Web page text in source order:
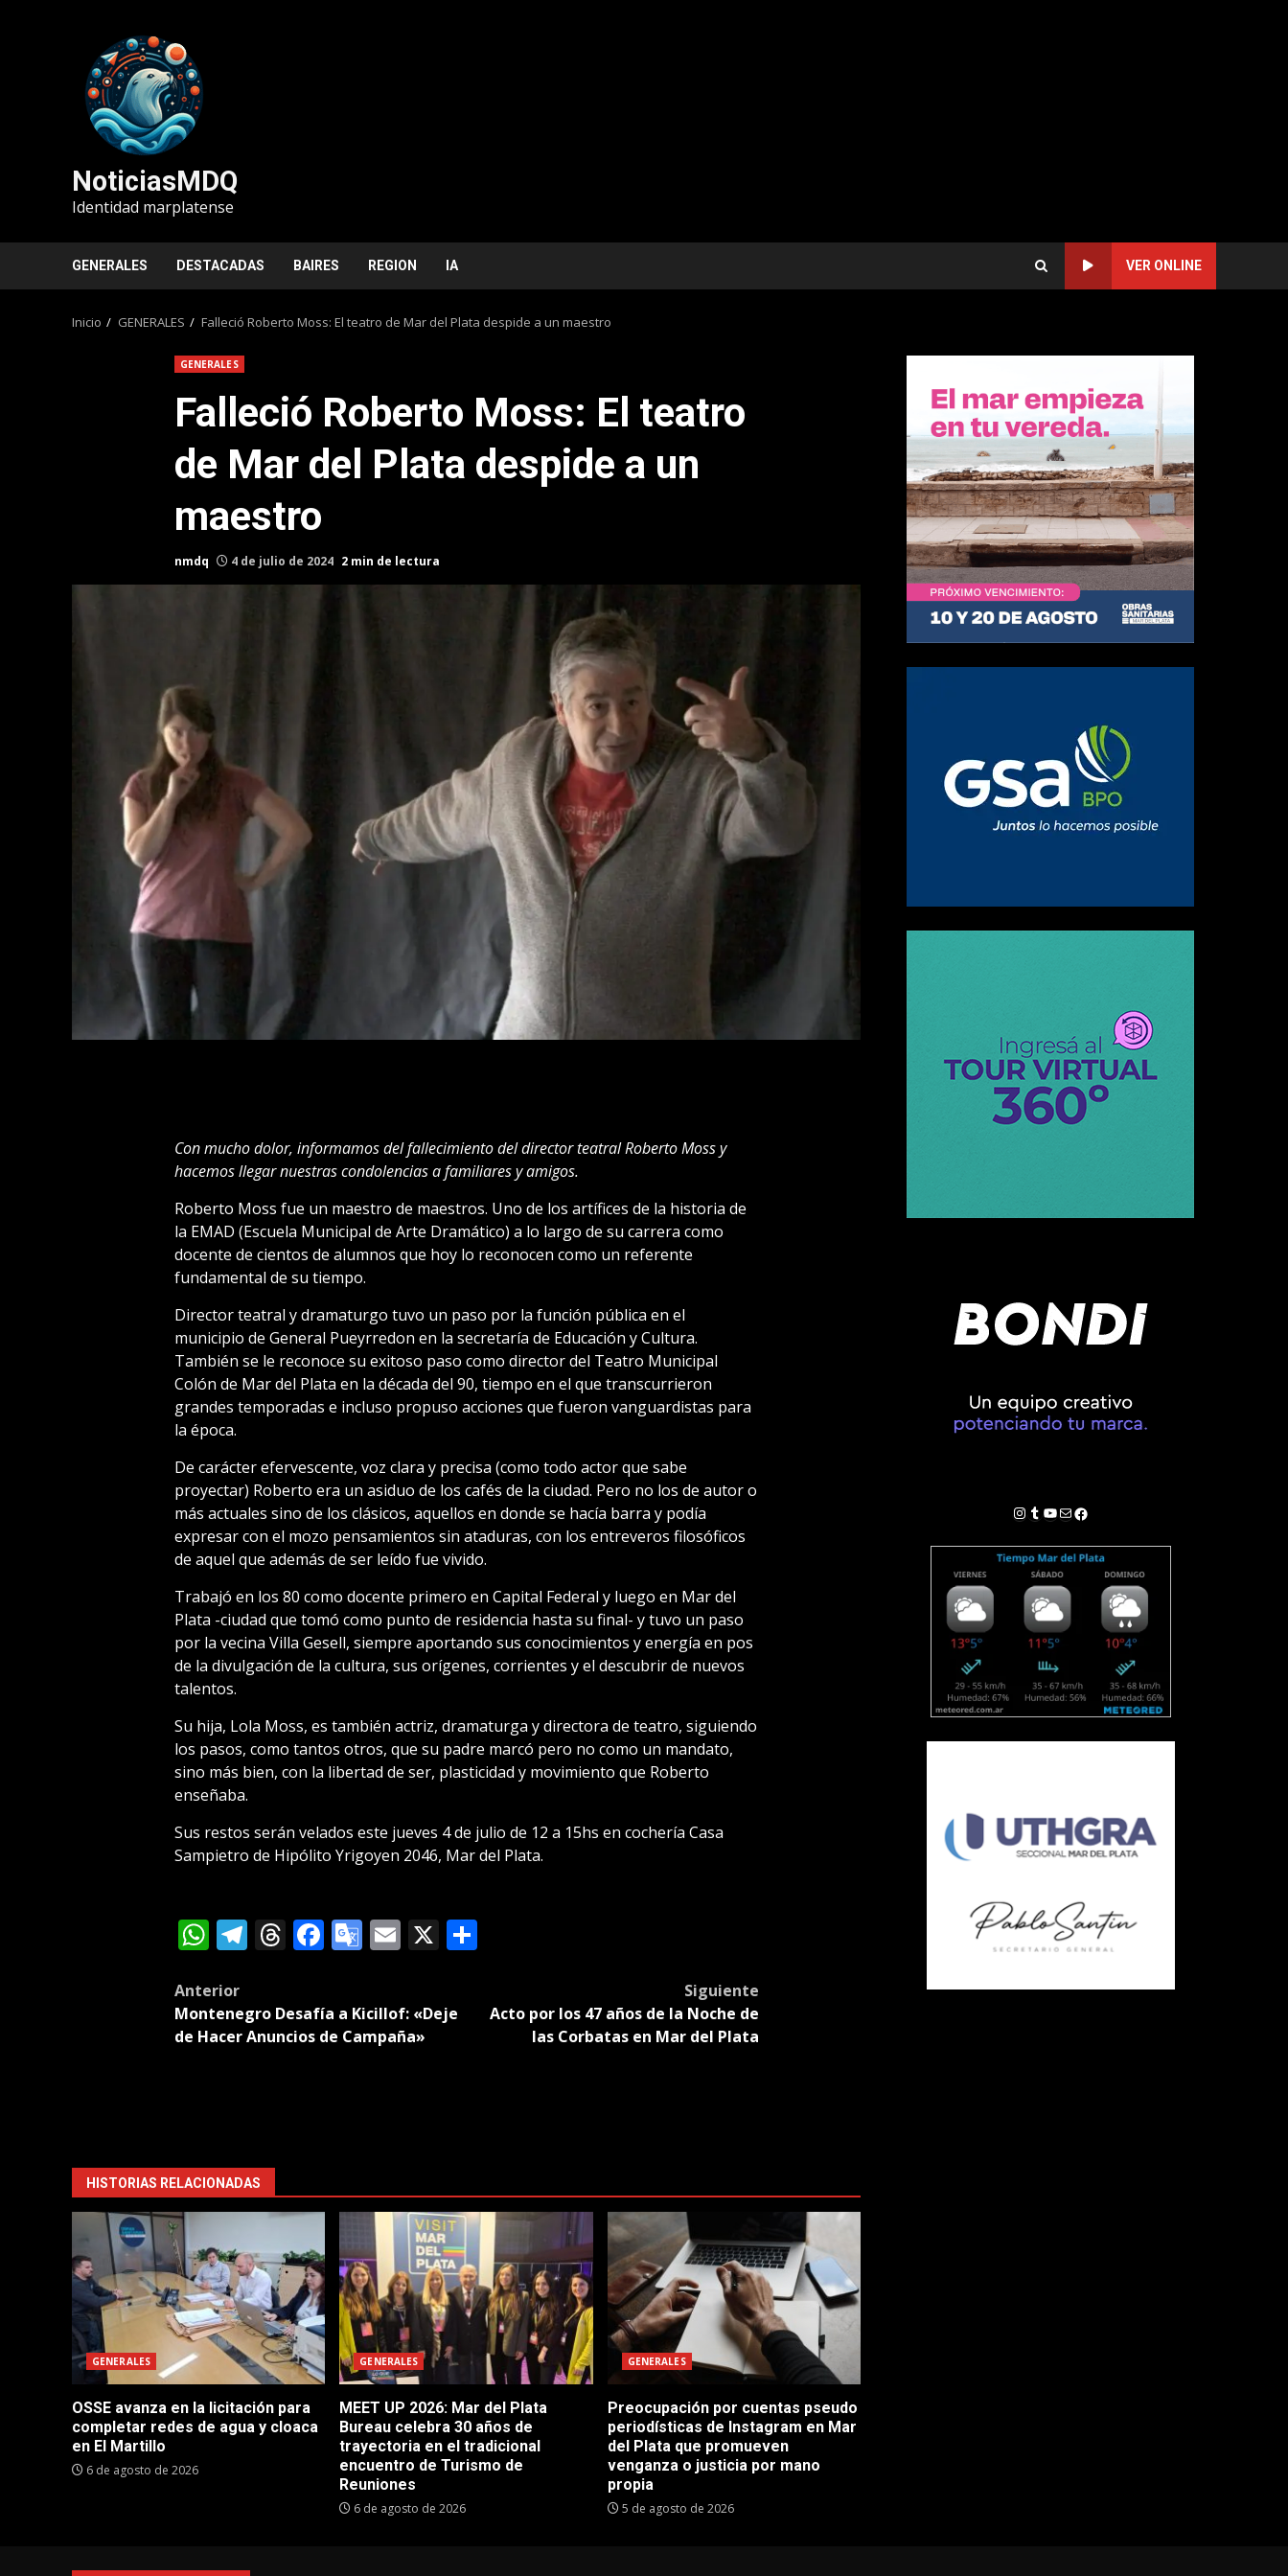
NoticiasMDQ
Identidad marplatense
GENERALES DESTACADAS BAIRES REGION IA VER ONLINE
Inicio GENERALES Falleció Roberto Moss: El teatro de Mar del Plata despide a un maestro
GENERALES
Falleció Roberto Moss: El teatro
de Mar del Plata despide a un
maestro
nmdq 4 de julio de 2024 2 min de lectura
Con mucho dolor, informamos del fallecimiento del director teatral Roberto Moss y
hacemos llegar nuestras condolencias a familiares y amigos.
Roberto Moss fue un maestro de maestros. Uno de los artífices de la historia de
la EMAD (Escuela Municipal de Arte Dramático) a lo largo de su carrera como
docente de cientos de alumnos que hoy lo reconocen como un referente
fundamental de su tiempo.
Director teatral y dramaturgo tuvo un paso por la función pública en el
municipio de General Pueyrredon en la secretaría de Educación y Cultura.
También se le reconoce su exitoso paso como director del Teatro Municipal
Colón de Mar del Plata en la década del 90, tiempo en el que transcurrieron
grandes temporadas e incluso propuso acciones que fueron vanguardistas para
la época.
De carácter efervescente, voz clara y precisa (como todo actor que sabe
proyectar) Roberto era un asiduo de los cafés de la ciudad. Pero no los de autor o
más actuales sino de los clásicos, aquellos en donde se hacía barra y podía
expresar con el mozo pensamientos sin ataduras, con los entreveros filosóficos
de aquel que además de ser leído fue vivido.
Trabajó en los 80 como docente primero en Capital Federal y luego en Mar del
Plata -ciudad que tomó como punto de residencia hasta su final- y tuvo un paso
por la vecina Villa Gesell, siempre aportando sus conocimientos y energía en pos
de la divulgación de la cultura, sus orígenes, corrientes y el descubrir de nuevos
talentos.
Su hija, Lola Moss, es también actriz, dramaturga y directora de teatro, siguiendo
los pasos, como tantos otros, que su padre marcó pero no como un mandato,
sino más bien, con la libertad de ser, plasticidad y movimiento que Roberto
enseñaba.
Sus restos serán velados este jueves 4 de julio de 12 a 15hs en cochería Casa
Sampietro de Hipólito Yrigoyen 2046, Mar del Plata.
WhatsApp
Telegram
Threads
Facebook
Google
Email
X Compartir
Post
navigation
Anterior
Montenegro Desafía a Kicillof: «Deje
de Hacer Anuncios de Campaña»
Siguiente
Acto por los 47 años de la Noche de
las Corbatas en Mar del Plata
HISTORIAS RELACIONADAS
GENERALES
OSSE avanza en la licitación para
completar redes de agua y cloaca
en El Martillo
6 de agosto de 2026
GENERALES
MEET UP 2026: Mar del Plata
Bureau celebra 30 años de
trayectoria en el tradicional
encuentro de Turismo de
Reuniones
6 de agosto de 2026
GENERALES
Preocupación por cuentas pseudo
periodísticas de Instagram en Mar
del Plata que promueven
venganza o justicia por mano
propia
5 de agosto de 2026
Instagram
Tumblr
YouTube
Correo electrónico
Facebook